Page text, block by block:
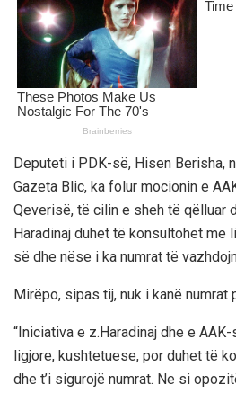
Deputeti i PDK-së, Hisen Berisha,
Gazeta Blic, ka folur mocionin e
Qeverisë, të cilin e sheh të qëlluar
Haradinaj duhet të konsultohet me
së dhe nëse i ka numrat të
Mirëpo, sipas tij, nuk i kanë
“Iniciativa e z.Haradinaj dhe e
ligjore, kushtetuese, por duhet të
dhe t’i sigurojë numrat. Ne si